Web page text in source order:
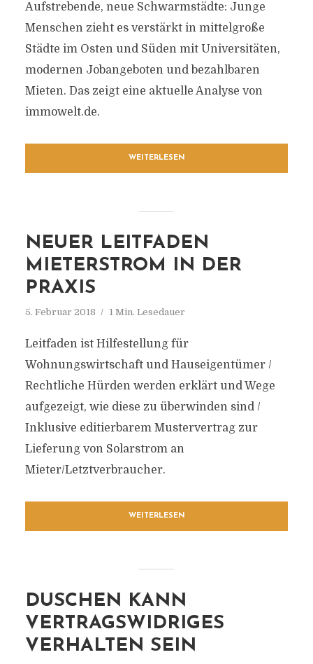
Aufstrebende, neue Schwarmstädte: Junge
Menschen zieht es verstärkt in mittelgroße
Städte im Osten und Süden mit Universitäten,
modernen Jobangeboten und bezahlbaren
Mieten. Das zeigt eine aktuelle Analyse von
immowelt.de.
WEITERLESEN
NEUER LEITFADEN
MIETERSTROM IN DER
PRAXIS
5. Februar 2018 1 Min. Lesedauer
Leitfaden ist Hilfestellung für
Wohnungswirtschaft und Hauseigentümer /
Rechtliche Hürden werden erklärt und Wege
aufgezeigt, wie diese zu überwinden sind /
Inklusive editierbarem Mustervertrag zur
Lieferung von Solarstrom an
Mieter/Letztverbraucher.
WEITERLESEN
DUSCHEN KANN
VERTRAGSWIDRIGES
VERHALTEN SEIN